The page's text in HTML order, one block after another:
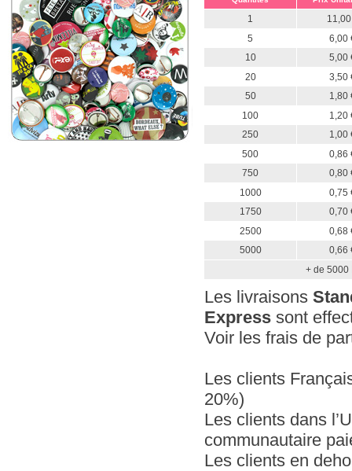
1
5
6,00
10
5,00
20
3,50
50
1,80
100
1,20
250
1,00
500
0,86
750
0,80
1000
0,75
1750
0,70
2500
0,68
5000
0,66
+ de 5000
Les livraisons
Express sont
Voir les frais de
Les clients
20%)
Les clients dans
communautaire
Les clients en